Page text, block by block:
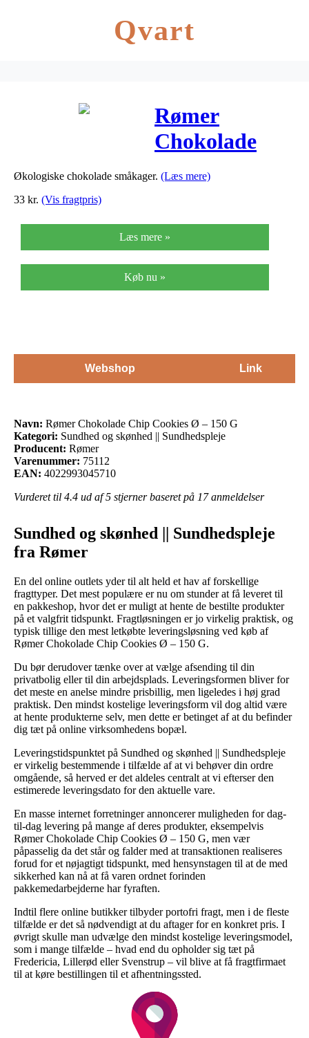
Qvart
Rømer
Chokolade
Chip Cookies
Økologiske chokolade småkager. (Læs mere)
33 kr. (Vis fragtpris)
Læs mere »
Køb nu »
Webshop Link
Navn: Rømer Chokolade Chip Cookies Ø – 150 G
Kategori: Sundhed og skønhed || Sundhedspleje
Producent: Rømer
Varenummer: 75112
EAN: 4022993045710
Vurderet til 4.4 ud af 5 stjerner baseret på 17anmeldelser
Sundhed og skønhed || Sundhedspleje
fra Rømer
En del online outlets yder til alt held et hav af forskellige
fragttyper. Det mest populære er nu om stunder at få leveret til
en pakkeshop, hvor det er muligt at hente de bestilte produkter
på et valgfrit tidspunkt. Fragtløsningen er jo virkelig praktisk, og
typisk tillige den mest letkøbte leveringsløsning ved køb af
Rømer Chokolade Chip Cookies Ø – 150 G.
Du bør derudover tænke over at vælge afsending til din
privatbolig eller til din arbejdsplads. Leveringsformen bliver for
det meste en anelse mindre prisbillig, men ligeledes i høj grad
praktisk. Den mindst kostelige leveringsform vil dog altid være
at hente produkterne selv, men dette er betinget af at du befinder
dig tæt på online virksomhedens bopæl.
Leveringstidspunktet på Sundhed og skønhed || Sundhedspleje
er virkelig bestemmende i tilfælde af at vi behøver din ordre
omgående, så herved er det aldeles centralt at vi efterser den
estimerede leveringsdato for den aktuelle vare.
En masse internet forretninger annoncerer muligheden for dag-
til-dag levering på mange af deres produkter, eksempelvis
Rømer Chokolade Chip Cookies Ø – 150 G, men vær
påpasselig da det står og falder med at transaktionen realiseres
forud for et nøjagtigt tidspunkt, med hensynstagen til at de med
sikkerhed kan nå at få varen ordnet forinden
pakkemedarbejderne har fyraften.
Indtil flere online butikker tilbyder portofri fragt, men i de fleste
tilfælde er det så nødvendigt at du aftager for en konkret pris. I
øvrigt skulle man udvælge den mindst kostelige leveringsmodel,
som i mange tilfælde – hvad end du opholder sig tæt på
Fredericia, Lillerød eller Svenstrup – vil blive at få fragtfirmaet
til at køre bestillingen til et afhentningssted.